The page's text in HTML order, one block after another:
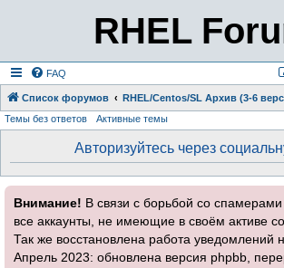
RHEL
FAQ
Список форумов RHEL/Centos/SL Архив (3-6
Темы без ответов Активные темы
Авторизуйтесь через
Внимание! В связи с борьбой со
все аккаунты, не имеющие в своём активе
Так же восстановлена работа уведомлений
Апрель 2023: обновлена версия phpbb,